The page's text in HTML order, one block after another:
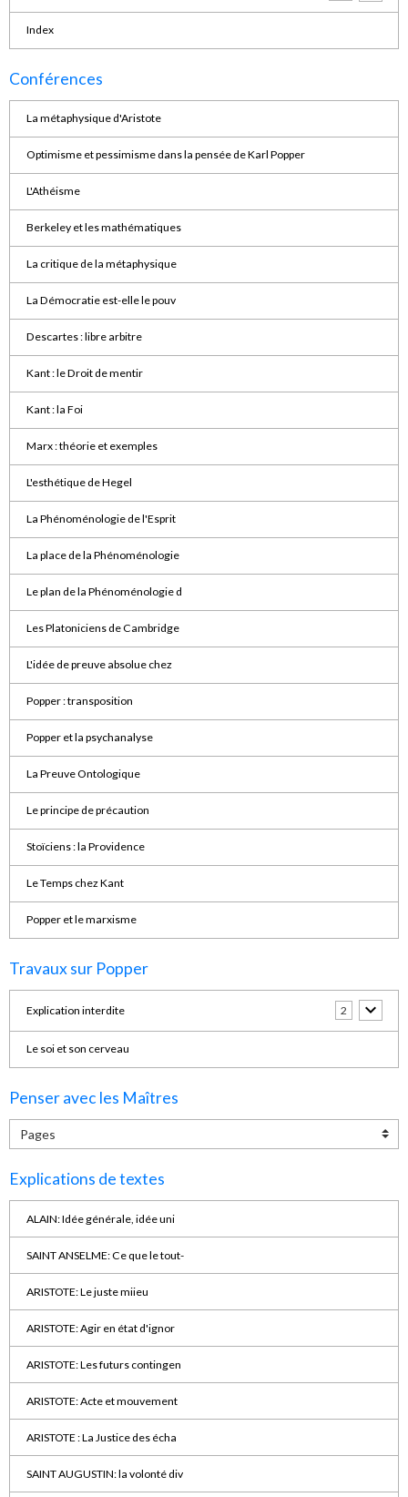
Index
Conférences
La métaphysique d'Aristote
Optimisme et pessimisme dans la pensée de Karl Popper
L'Athéisme
Berkeley et les mathématiques
La critique de la métaphysique
La Démocratie est-elle le pouv
Descartes : libre arbitre
Kant : le Droit de mentir
Kant : la Foi
Marx : théorie et exemples
L'esthétique de Hegel
La Phénoménologie de l'Esprit
La place de la Phénoménologie
Le plan de la Phénoménologie d
Les Platoniciens de Cambridge
L'idée de preuve absolue chez
Popper : transposition
Popper et la psychanalyse
La Preuve Ontologique
Le principe de précaution
Stoïciens : la Providence
Le Temps chez Kant
Popper et le marxisme
Travaux sur Popper
Explication interdite 2
Le soi et son cerveau
Penser avec les Maîtres
Explications de textes
ALAIN: Idée générale, idée uni
SAINT ANSELME: Ce que le tout-
ARISTOTE: Le juste miieu
ARISTOTE: Agir en état d'ignor
ARISTOTE: Les futurs contingen
ARISTOTE: Acte et mouvement
ARISTOTE : La Justice des écha
SAINT AUGUSTIN: la volonté div